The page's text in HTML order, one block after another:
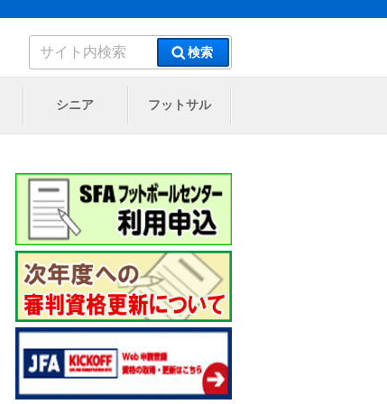
索:
検索
シニア フットサル